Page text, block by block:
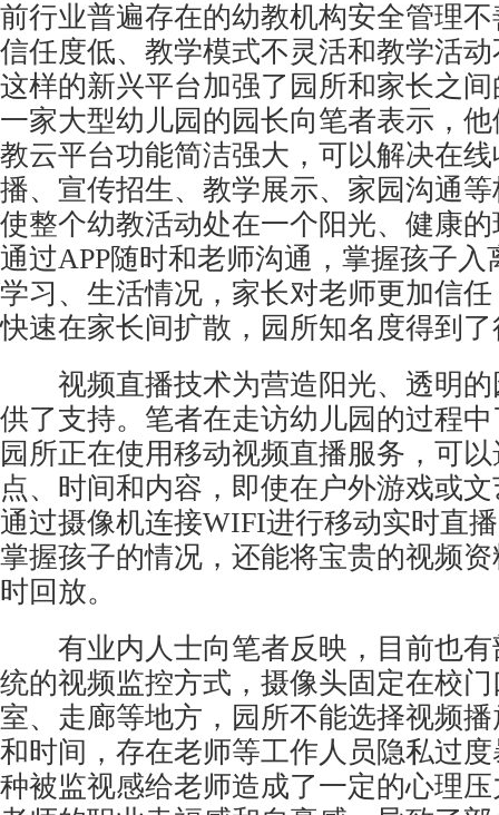
前行业普遍存在的幼教机构安全管理
信任度低、教学模式不灵活和教学活
这样的新兴平台加强了园所和家长之
一家大型幼儿园的园长向笔者表示，
教云平台功能简洁强大，可以解决在
播、宣传招生、教学展示、家园沟通
使整个幼教活动处在一个阳光、健康
通过APP随时和老师沟通，掌握孩子
学习、生活情况，家长对老师更加信
快速在家长间扩散，园所知名度得到
视频直播技术为营造阳光、透明的
供了支持。笔者在走访幼儿园的过程
园所正在使用移动视频直播服务，可
点、时间和内容，即使在户外游戏或
通过摄像机连接WIFI进行移动实时直
掌握孩子的情况，还能将宝贵的视频
时回放。
有业内人士向笔者反映，目前也有
统的视频监控方式，摄像头固定在校
室、走廊等地方，园所不能选择视频
和时间，存在老师等工作人员隐私过
种被监视感给老师造成了一定的心理